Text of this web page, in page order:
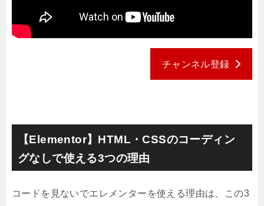
チャンネル登録
【Elementor】HTML・CSSのコーディン
グなしで使える3つの理由
コードを見ないでエレメンターを使える理由は、この3